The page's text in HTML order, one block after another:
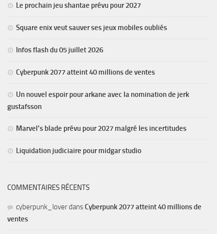
Le prochain jeu shantae prévu pour 2027
Square enix veut sauver ses jeux mobiles oubliés
Infos flash du 05 juillet 2026
Cyberpunk 2077 atteint 40 millions de ventes
Un nouvel espoir pour arkane avec la nomination de jerk
gustafsson
Marvel’s blade prévu pour 2027 malgré les incertitudes
Liquidation judiciaire pour midgar studio
COMMENTAIRES RÉCENTS
cyberpunk_loverdansCyberpunk 2077 atteint 40 millions de
ventes